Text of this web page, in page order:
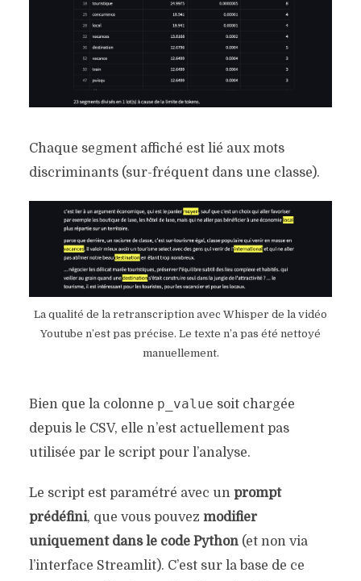
Chaque segment affiché est lié aux mots
discriminants (sur-fréquent dans une classe).
La qualité de la retranscription avec Whisper de la vidéo
Youtube n’est pas précise. Le texte n’a pas été nettoyé
manuellement.
Bien que la colonne p_value soit chargée
depuis le CSV, elle n’est actuellement pas
utilisée par le script pour l’analyse.
Le script est paramétré avec un prompt
prédéfini, que vous pouvez modifier
uniquement dans le code Python(et non via
l’interface Streamlit). C’est sur la base de ce